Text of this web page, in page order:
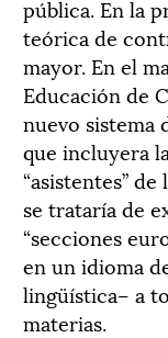
pública. En la
teórica de
mayor. En el
Educación de
nuevo sistema
que incluyera
“asistentes”
se trataría de
“secciones
en un idioma
lingüística– a
materias.